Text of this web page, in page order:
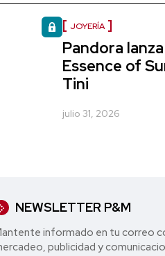
JOYERÍA
Pandora
Essence of
Tini
julio 31, 2026
NEWSLETTER P&M
informado en tu correo
publicidad y